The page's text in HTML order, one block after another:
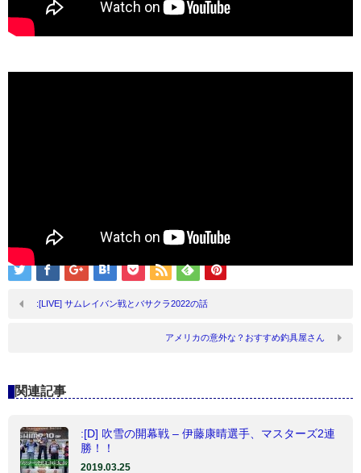
:[LIVE] サムレイバン戦とバサクラ2022の話
アメリカの意外な？おすすめ釣具屋さん
関連記事
:[D] 吹雪の開幕戦 – 伊藤康晴選手、マスターズ2連
勝！！
2019.03.25